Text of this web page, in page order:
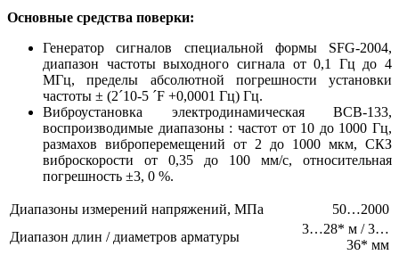
Основные средства поверки:
Генератор сигналов специальной формы SFG-2004,
диапазон частоты выходного сигнала от 0,1 Гц до 4
МГц, пределы абсолютной погрешности установки
частоты ± (2´10-5 ´F +0,0001 Гц) Гц.
Виброустановка электродинамическая ВСВ-133,
воспроизводимые диапазоны : частот от 10 до 1000 Гц,
размахов виброперемещений от 2 до 1000 мкм, СКЗ
виброскорости от 0,35 до 100 мм/с, относительная
погрешность ±3, 0 %.
Диапазоны измерений напряжений, МПа
50…2000
Диапазон длин / диаметров арматуры
3…28* м / 3…
36* мм